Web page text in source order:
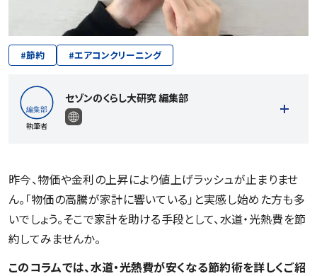
#節約 #エアコンクリーニング
執筆者
セゾンのくらし大研究 編集部
記事一覧を見る
昨今、物価や金利の上昇により値上げラッシュが止まりませ
ん。「物価の高騰が家計に響いている」と実感し始めた方も多
いでしょう。そこで家計を助ける手段として、水道・光熱費を節
約してみませんか。
このコラムでは、水道・光熱費が安くなる節約術を詳しくご紹